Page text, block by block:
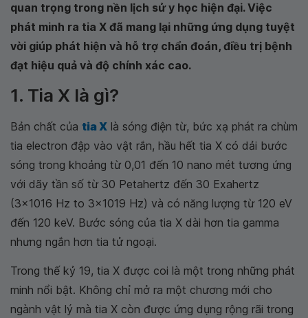
quan trọng trong nền lịch sử y học hiện đại. Việc
phát minh ra tia X đã mang lại những ứng dụng tuyệt
vời giúp phát hiện và hỗ trợ chẩn đoán, điều trị bệnh
đạt hiệu quả và độ chính xác cao.
1. Tia X là gì?
Bản chất của tia X là sóng điện từ, bức xạ phát ra chùm
tia electron đập vào vật rắn, hầu hết tia X có dải bước
sóng trong khoảng từ 0,01 đến 10 nano mét tương ứng
với dãy tần số từ 30 Petahertz đến 30 Exahertz
(3×1016 Hz to 3×1019 Hz) và có năng lượng từ 120 eV
đến 120 keV. Bước sóng của tia X dài hơn tia gamma
nhưng ngắn hơn tia tử ngoại.
Trong thế kỷ 19, tia X được coi là một trong những phát
minh nổi bật. Không chỉ mở ra một chương mới cho
ngành vật lý mà tia X còn được ứng dụng rộng rãi trong